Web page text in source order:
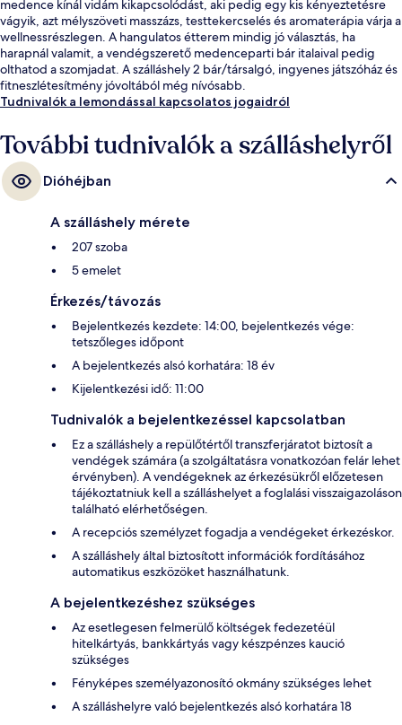
medence kínál vidám kikapcsolódást, aki pedig egy kis kényeztetésre
vágyik, azt mélyszöveti masszázs, testtekercselés és aromaterápia várja a
wellnessrészlegen. A hangulatos étterem mindig jó választás, ha
harapnál valamit, a vendégszerető medenceparti bár italaival pedig
olthatod a szomjadat. A szálláshely 2 bár/társalgó, ingyenes játszóház és
fitneszlétesítmény jóvoltából még nívósabb.
Tudnivalók a lemondással kapcsolatos jogaidról
További tudnivalók a szálláshelyről
Dióhéjban
A szálláshely mérete
207 szoba
5 emelet
Érkezés/távozás
Bejelentkezés kezdete: 14:00, bejelentkezés vége:
tetszőleges időpont
A bejelentkezés alsó korhatára: 18 év
Kijelentkezési idő: 11:00
Tudnivalók a bejelentkezéssel kapcsolatban
Ez a szálláshely a repülőtértől transzferjáratot biztosít a
vendégek számára (a szolgáltatásra vonatkozóan felár lehet
érvényben). A vendégeknek az érkezésükről előzetesen
tájékoztatniuk kell a szálláshelyet a foglalási visszaigazoláson
található elérhetőségen.
A recepciós személyzet fogadja a vendégeket érkezéskor.
A szálláshely által biztosított információk fordításához
automatikus eszközöket használhatunk.
A bejelentkezéshez szükséges
Az esetlegesen felmerülő költségek fedezetéül
hitelkártyás, bankkártyás vagy készpénzes kaució
szükséges
Fényképes személyazonosító okmány szükséges lehet
A szálláshelyre való bejelentkezés alsó korhatára 18